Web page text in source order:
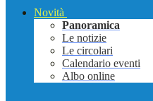
Novità
Panoramica
Le notizie
Le circolari
Calendario eventi
Albo online